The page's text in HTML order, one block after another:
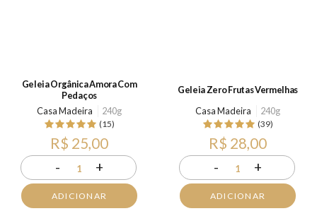
Geleia Orgânica Amora Com
Pedaços
Casa Madeira
240g
(15)
R$ 25,00
- 1 +
ADICIONAR
Geleia Zero Frutas Vermelhas
Casa Madeira
240g
(39)
R$ 28,00
- 1 +
ADICIONAR